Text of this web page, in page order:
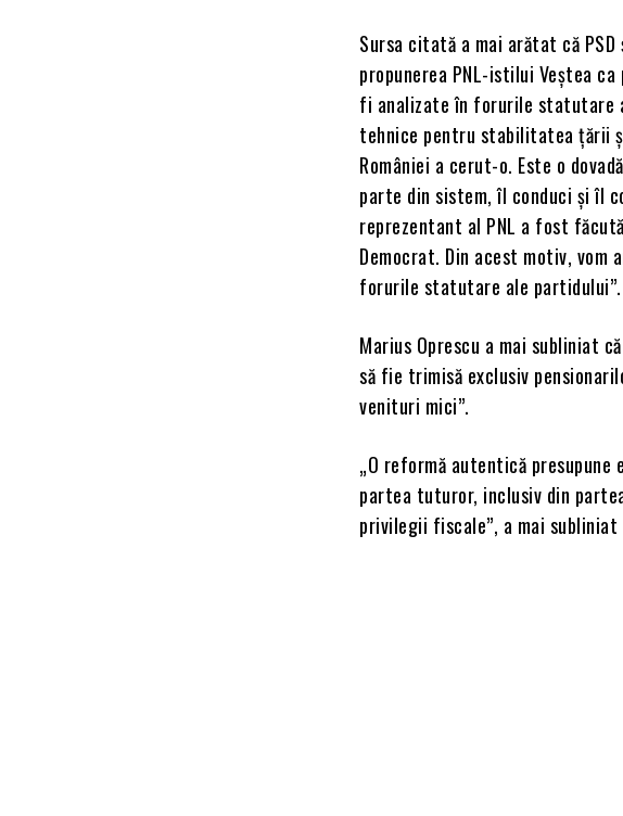
Sursa citată a mai arătat că
propunerea PNL-istilui Veștea
fi analizate în forurile statutare
tehnice pentru stabilitatea țării
României a cerut-o. Este o
parte din sistem, îl conduci și îl
reprezentant al PNL a fost
Democrat. Din acest motiv, vom
forurile statutare ale partidului”.
Marius Oprescu a mai subliniat
să fie trimisă exclusiv
venituri mici”.
„O reformă autentică
partea tuturor, inclusiv din
privilegii fiscale”, a mai subliniat